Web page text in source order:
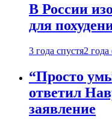
В России
для
3 года спустя2 года
“Просто
ответил
заявление